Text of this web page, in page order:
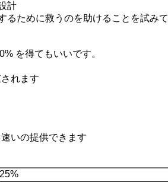
計
ために救うのを助けることを試みて
を得てもいいです。
れます
いの提供できます
25%